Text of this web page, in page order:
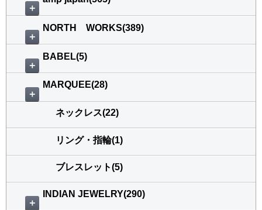
＋
＋
NORTH WORKS(389)
＋
BABEL(5)
＋
MARQUEE(28)
ネックレス(22)
リング・指輪(1)
ブレスレット(5)
＋
INDIAN JEWELRY(290)